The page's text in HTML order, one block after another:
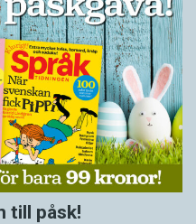
till påsk!